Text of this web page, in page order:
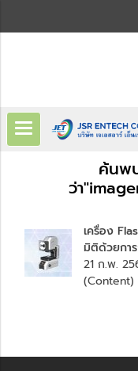
ค้นพ
ว่า
เครื่อง
มิติด้วยกา
21 ก.พ.
(Content)